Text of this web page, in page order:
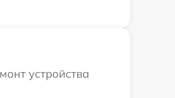
устройства